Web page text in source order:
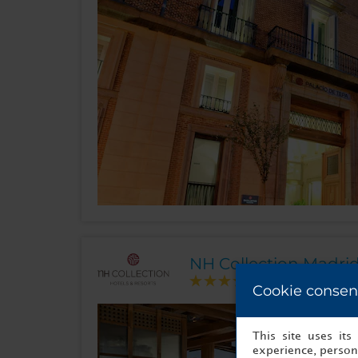
NH Collection
Cookie
This site uses its
experience,